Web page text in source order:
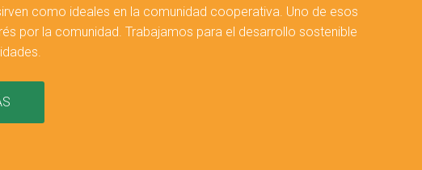
como ideales en la comunidad cooperativa. Uno de esos
por la comunidad. Trabajamos para el desarrollo sostenible